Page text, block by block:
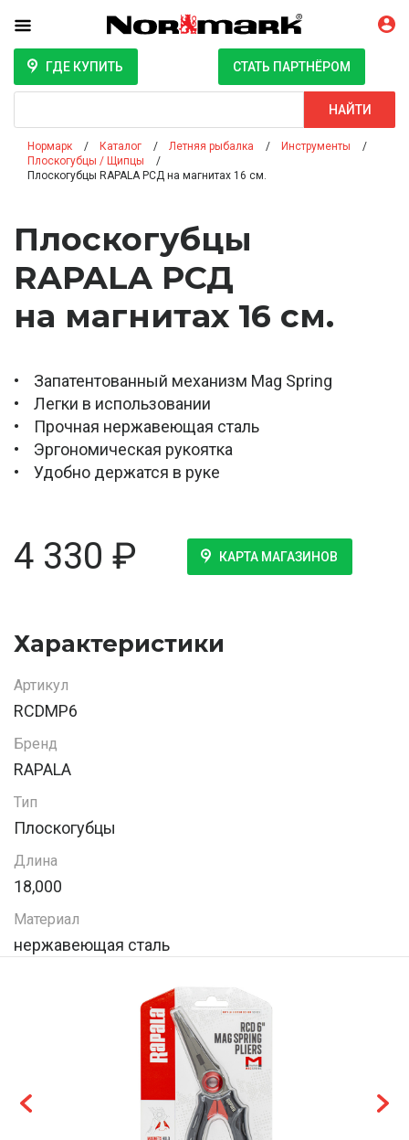
ГДЕ КУПИТЬ СТАТЬ ПАРТНЁРОМ
НАЙТИ
Нормарк Каталог Летняя рыбалка
Инструменты
Плоскогубцы / Щипцы
Плоскогубцы RAPALA РСД на магнитах 16 см.
Плоскогубцы
RAPALA РСД
на магнитах 16 см.
• Запатентованный механизм Mag Spring
• Легки в использовании
• Прочная нержавеющая сталь
• Эргономическая рукоятка
• Удобно держатся в руке
4 330 ₽ КАРТА МАГАЗИНОВ
Характеристики
Артикул
RCDMP6
Бренд
RAPALA
Тип
Плоскогубцы
Длина
18,000
Материал
нержавеющая сталь